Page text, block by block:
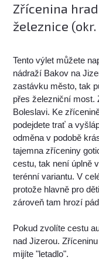
Zřícenina
železnice
Tento výlet můžete
nádraží Bakov na
zastávku město, tak
přes železniční most.
Boleslavi. Ke
podejdete trať a
odměna v podobě
tajemna zříceniny
cestu, tak není úplně
terénní variantu. V
protože hlavně pro
zároveň tam hrozí
Pokud zvolíte cestu
nad Jizerou.
mijíte "letadlo".